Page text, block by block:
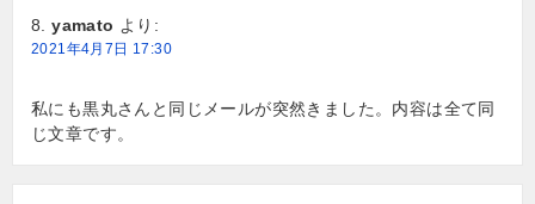
yamato より:
2021年4月7日 17:30
私にも黒丸さんと同じメールが突然きました。内容は全て同
じ文章です。